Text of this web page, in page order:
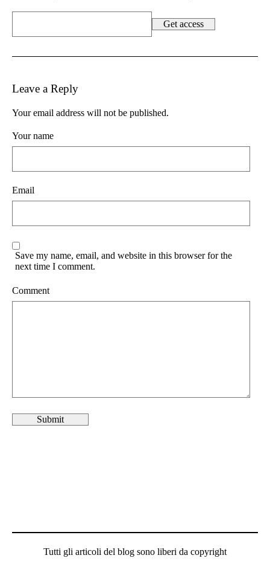
Leave a Reply
Your email address will not be published.
Your name
Email
Save my name, email, and website in this browser for the
next time I comment.
Comment
Tutti gli articoli del blog sono liberi da copyright